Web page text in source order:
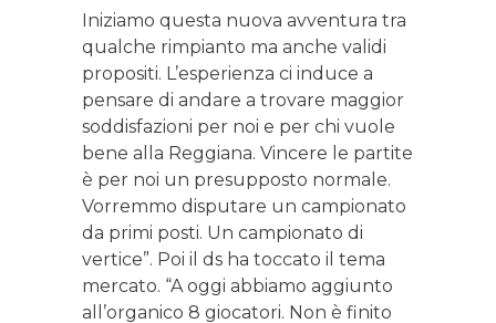
Iniziamo questa nuova avventura tra
qualche rimpianto ma anche validi
propositi. L’esperienza ci induce a
pensare di andare a trovare maggior
soddisfazioni per noi e per chi vuole
bene alla Reggiana. Vincere le partite
è per noi un presupposto normale.
Vorremmo disputare un campionato
da primi posti. Un campionato di
vertice”. Poi il ds ha toccato il tema
mercato. “A oggi abbiamo aggiunto
all’organico 8 giocatori. Non è finito